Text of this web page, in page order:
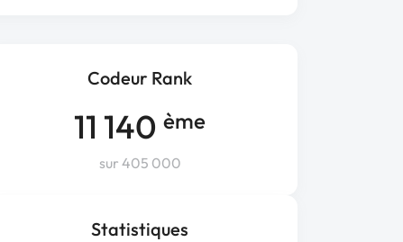
Codeur Rank
11 140 ème
sur 405 000
Statistiques